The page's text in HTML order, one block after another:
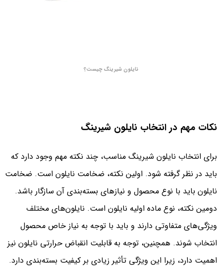
نایلون شیرینگ چیست؟
نکات مهم در انتخاب نایلون شیرینگ
برای انتخاب نایلون شیرینگ مناسب، چند نکته مهم وجود دارد که
باید در نظر گرفته شود. اولین نکته، ضخامت نایلون است. ضخامت
نایلون باید با نوع محصول و نیازهای بسته‌بندی آن سازگار باشد.
دومین نکته، نوع ماده اولیه نایلون است. نایلون‌های مختلف
ویژگی‌های متفاوتی دارند و باید با توجه به نیاز خاص محصول
انتخاب شوند. همچنین، توجه به قابلیت انقباض حرارتی نایلون نیز
اهمیت دارد، زیرا این ویژگی تأثیر زیادی بر کیفیت بسته‌بندی دارد.